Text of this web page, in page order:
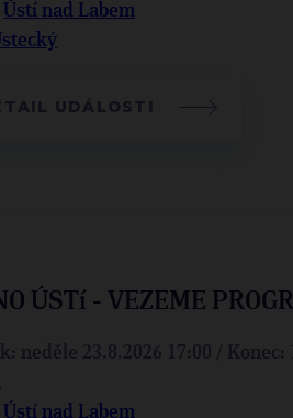
Ústí nad Labem
UDÁLOSTI
ÚSTí - VEZEME
neděle 23.8.2026 17:00 /
Ústí nad Labem